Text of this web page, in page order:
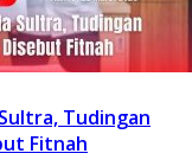
Tudingan
Fitnah